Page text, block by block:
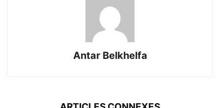
Antar Belkhelfa